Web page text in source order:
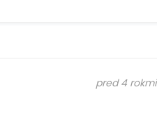
pred 4 rokmi